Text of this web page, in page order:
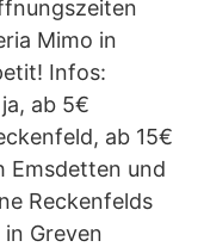
Mimo in
Infos:
ab 5€
ab 15€
Emsdetten und
Reckenfelds
Greven